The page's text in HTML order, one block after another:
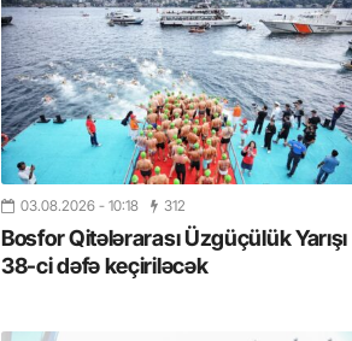
03.08.2026 - 10:18 312
Bosfor Qitələrarası Üzgüçülük Yarışı
38-ci dəfə keçiriləcək